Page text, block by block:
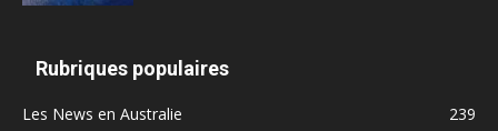
Rubriques populaires
Les News en Australie
239